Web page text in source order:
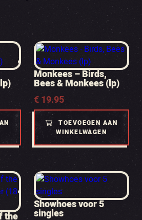
Monkees – Birds,
Bees & Monkees (lp)
€19.95
TOEVOEGEN AAN
WINKELWAGEN
the
Showhoes voor 5
singles